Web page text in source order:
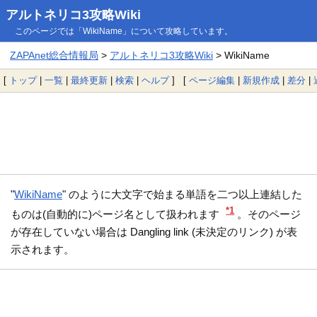
アルトネリコ3攻略Wiki
このページでは「WikiName」について攻略しています。
ZAPAnet総合情報局 > アルトネリコ3攻略Wiki> WikiName
[ トップ| 一覧 | 最終更新 | 検索 | ヘルプ] [ ページ編集 | 新規作成 | 差分 |
"WikiName" のように大文字で始まる単語を二つ以上連結した
ものは(自動的に)ページ名として扱われます
*1 。そのページ
が存在していない場合は Dangling link (未決定のリンク) が表
示されます。